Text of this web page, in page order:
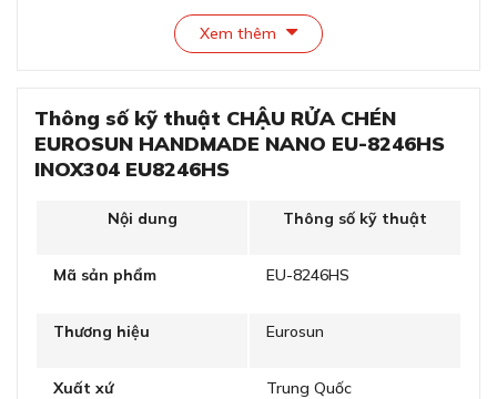
Thiết kế chậu tinh tế, phù hợp với đa dạng phong
Chậu rửa Handmade EU-8246HS mang đến sự tinh tế
bẩn và kháng khuẩn, là sự lựa chọn lý tưởng cho không
Xem thêm
Thông số kỹ thuật CHẬU RỬA CHÉN
EUROSUN HANDMADE NANO EU-8246HS
INOX304 EU8246HS
Nội dung Thông số kỹ thuật
Mã sản phẩm EU-8246HS
Thương hiệu Eurosun
Xuất xứ Trung Quốc